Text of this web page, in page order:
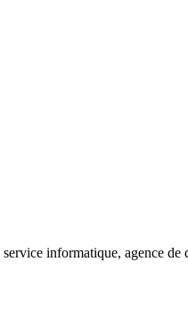
informatique, agence